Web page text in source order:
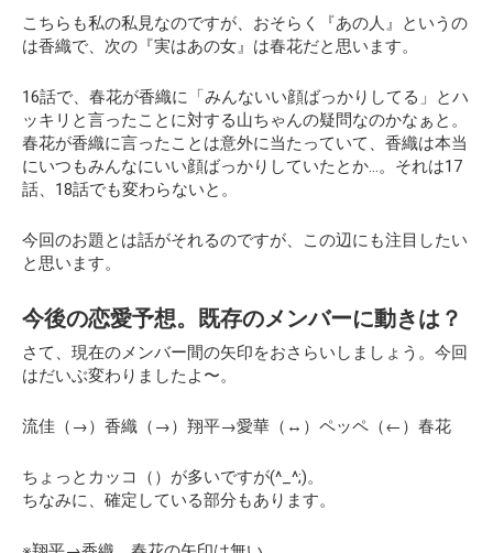
こちらも私の私見なのですが、おそらく『あの人』というの
は香織で、次の『実はあの女』は春花だと思います。
16話で、春花が香織に 「みんないい顔ばっかりしてる」
とハ
ッキリと言ったことに対する山ちゃんの疑問なのかなぁと。
春花が香織に言ったことは意外に当たっていて、香織は本当
にいつもみんなにいい顔ばっかりしていたとか…。それは17
話、18話でも変わらないと。
今回のお題とは話がそれるのですが、この辺にも注目したい
と思います。
今後の恋愛予想。既存のメンバーに動きは？
さて、現在のメンバー間の矢印をおさらいしましょう。今回
はだいぶ変わりましたよ〜。
流佳（→）香織（→）翔平→愛華（↔）ペッペ（←）春花
ちょっとカッコ（）が多いですが(^_^;)。
ちなみに、確定している部分もあります。